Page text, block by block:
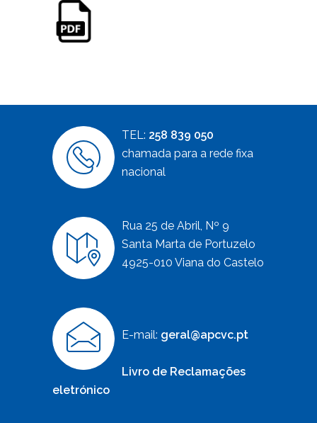
TEL: 258 839 050
chamada para a rede fixa
nacional
Rua 25 de Abril, Nº 9
Santa Marta de Portuzelo
4925-010 Viana do Castelo
E-mail: geral@apcvc.pt
Livro de Reclamações
eletrónico